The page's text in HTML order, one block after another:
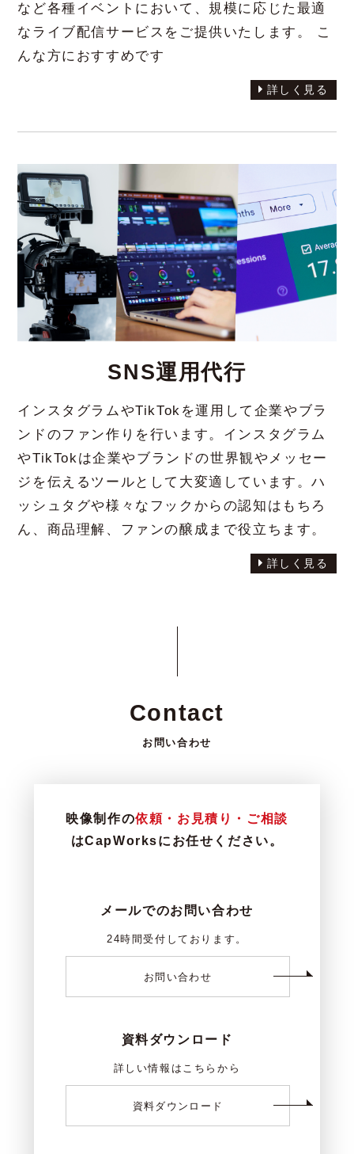
など各種イベントにおいて、規模に応じた最適
なライブ配信サービスをご提供いたします。 こ
んな方におすすめです
詳しく見る
SNS運用代行
インスタグラムやTikTokを運用して企業やブラ
ンドのファン作りを行います。インスタグラム
やTikTokは企業やブランドの世界観やメッセー
ジを伝えるツールとして大変適しています。ハ
ッシュタグや様々なフックからの認知はもちろ
ん、商品理解、ファンの醸成まで役立ちます。
詳しく見る
Contact
お問い合わせ
映像制作の依頼・お見積り・ご相談
はCapWorksにお任せください。
メールでのお問い合わせ
24時間受付しております。
お問い合わせ
資料ダウンロード
詳しい情報はこちらから
資料ダウンロード